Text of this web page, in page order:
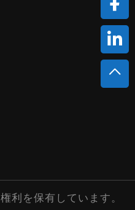
を保有しています。